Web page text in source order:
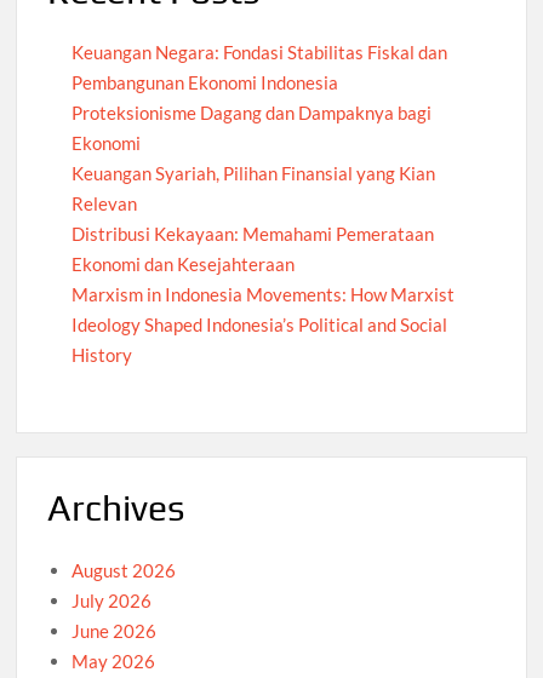
Keuangan Negara: Fondasi Stabilitas Fiskal dan
Pembangunan Ekonomi Indonesia
Proteksionisme Dagang dan Dampaknya bagi
Ekonomi
Keuangan Syariah, Pilihan Finansial yang Kian
Relevan
Distribusi Kekayaan: Memahami Pemerataan
Ekonomi dan Kesejahteraan
Marxism in Indonesia Movements: How Marxist
Ideology Shaped Indonesia’s Political and Social
History
Archives
August 2026
July 2026
June 2026
May 2026